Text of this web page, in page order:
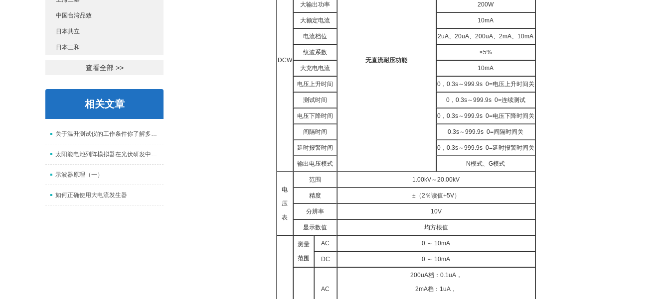
中国台湾品致
日本共立
日本三和
查看全部 >>
相关文章
关于温升测试仪的工作条件你了解多少？
太阳能电池列阵模拟器在光伏研发中的作用：缩短测试周期，提升系统可靠性
示波器原理（一）
如何正确使用大电流发生器
DCW 无直流耐压功能
大输出功率 200W
大额定电流 10mA
电流档位 2uA、20uA、200uA、2mA、10mA
纹波系数 ≤5%
大充电电流 10mA
电压上升时间 0，0.3s～999.9s 0=电压上升时间关
测试时间 0，0.3s～999.9s 0=连续测试
电压下降时间 0，0.3s～999.9s 0=电压下降时间关
间隔时间 0.3s～999.9s 0=间隔时间关
延时报警时间 0，0.3s～999.9s 0=延时报警时间关
输出电压模式 N模式、G模式
电
压
表
范围 1.00kV～20.00kV
精度 ±（2％读值+5V）
分辨率 10V
显示数值 均方根值
测量
范围
AC 0 ～ 10mA
DC 0 ～ 10mA
AC
200uA档：0.1uA，
2mA档：1uA，